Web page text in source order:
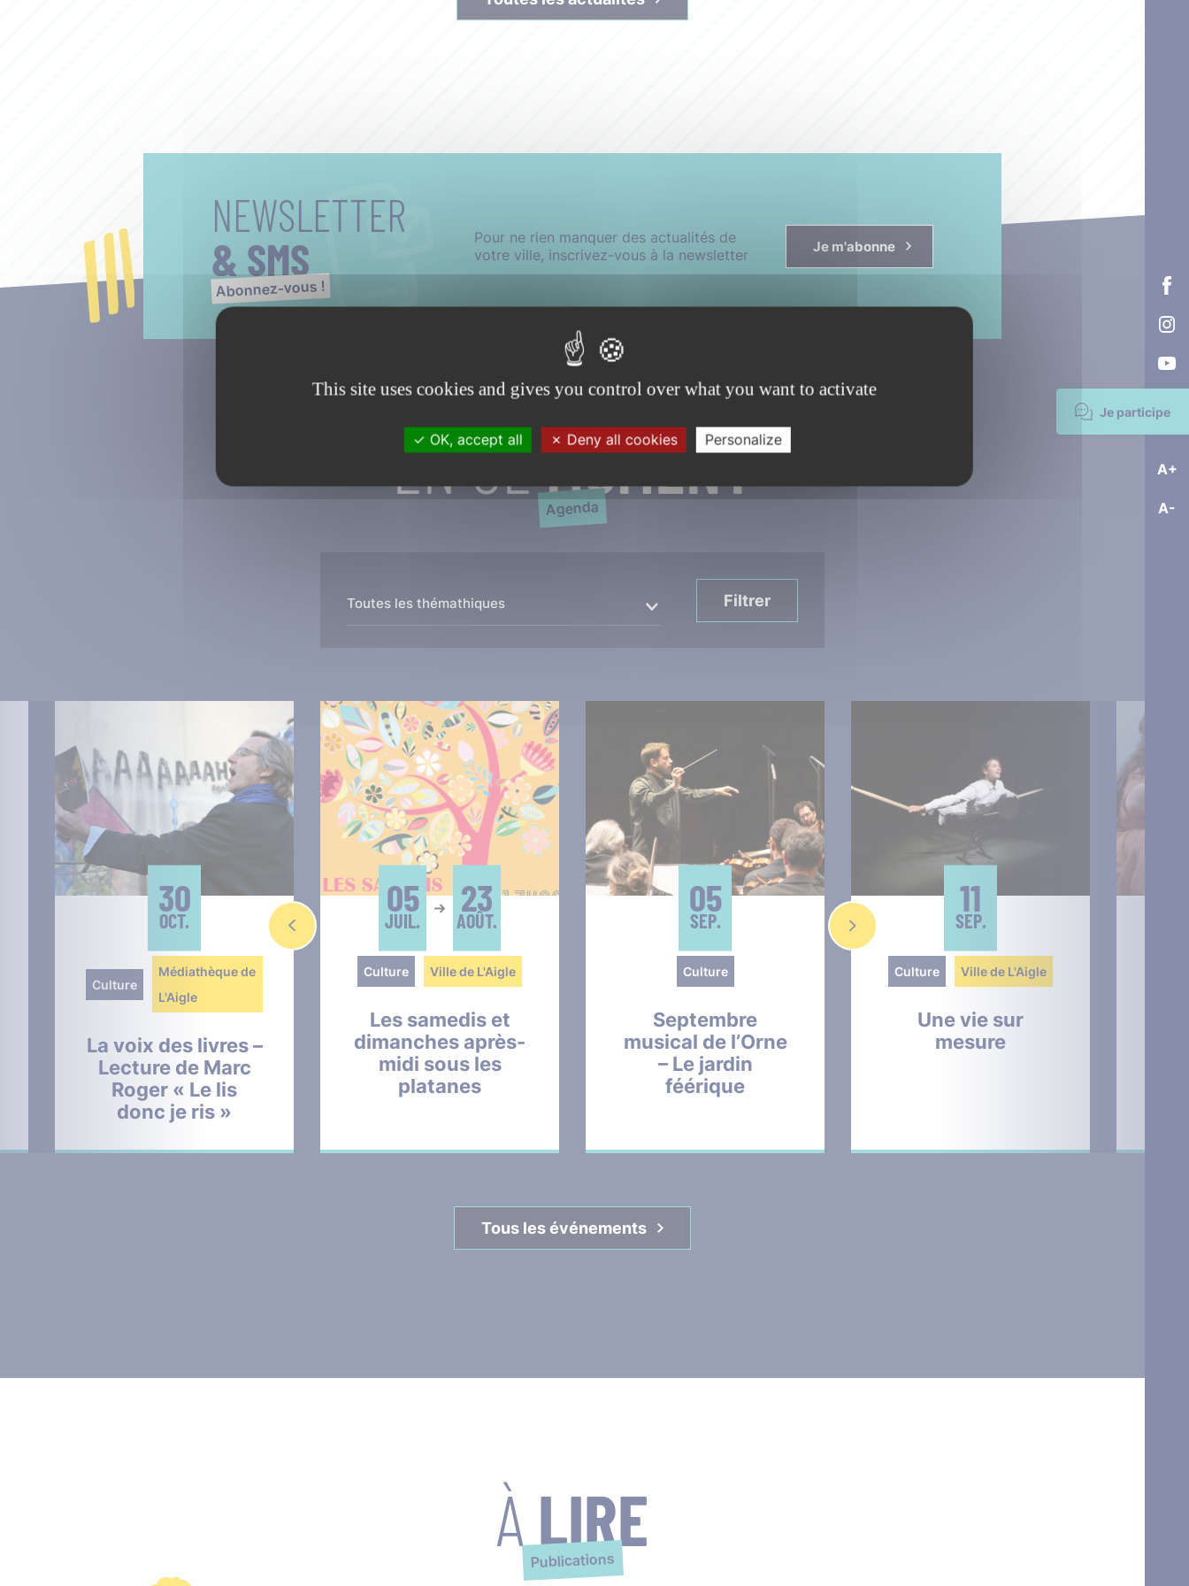
Je participe
A+
A-
NEWSLETTER
& SMS
Abonnez-vous !
Pour ne rien manquer des actualités de
votre ville, inscrivez-vous à la newsletter
Je m'abonne
EN CEMOMENT
Agenda
Toutes les thémathiques Filtrer
30
OCT.
Culture
Médiathèque de
L'Aigle
La voix des livres –
Lecture de Marc
Roger « Le lis
donc je ris »
05
JUIL.
23
AOÛT.
Culture Ville de L'Aigle
Les samedis et
dimanches après-
midi sous les
platanes
05
SEP.
Culture
Septembre
musical de l’Orne
– Le jardin
féérique
11
SEP.
Culture Ville de L'Aigle
Une vie sur
mesure
Tous les événements
À LIRE
Publications
This site uses cookies and gives you control over what you want to activate
OK, accept all Deny all cookies Personalize